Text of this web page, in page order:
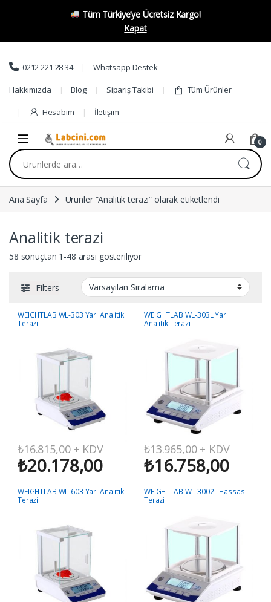
Tüm Türkiye’ye Ücretsiz Kargo!
Kapat
Skip to navigation
Skip to content
0212 221 28 34 Whatsapp Destek
Hakkımızda Blog Sipariş Takibi Tüm Ürünler
Hesabım İletişim
0
Ara:
Ana Sayfa Ürünler “Analitik terazi” olarak etiketlendi
Analitik terazi
58 sonuçtan 1-48 arası gösteriliyor
Filters
WEIGHTLAB WL-303 Yarı Analitik
Terazi
₺16.815,00+ KDV
₺20.178,00
WEIGHTLAB WL-303L Yarı
Analitik Terazi
₺13.965,00+ KDV
₺16.758,00
WEIGHTLAB WL-603 Yarı Analitik
Terazi
WEIGHTLAB WL-3002L Hassas
Terazi